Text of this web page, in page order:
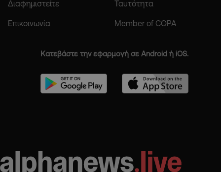
Διαφημιστείτε Ταυτότητα
Επικοινωνία Member of COPA
Κατεβάστε την εφαρμογή σε Android ή iOS.